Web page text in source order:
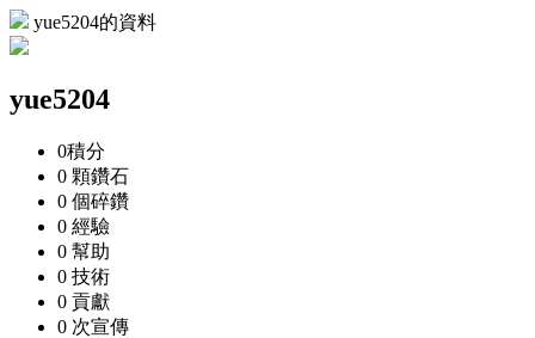
yue5204的資料
yue5204
0積分
0 顆鑽石
0 個碎鑽
0 經驗
0 幫助
0 技術
0 貢獻
0 次宣傳